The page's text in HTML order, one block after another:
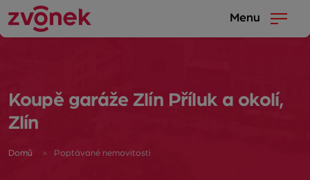
Menu
Koupě garáže Zlín Příluk a okolí,
Zlín
Domů Poptávané nemovitosti